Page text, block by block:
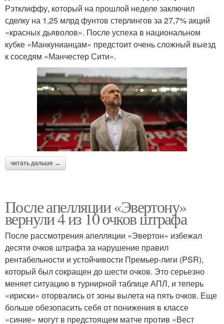
Рэтклиффу, который на прошлой неделе заключил
сделку на 1,25 млрд фунтов стерлингов за 27,7% акций
«красных дьяволов». После успеха в национальном
кубке «Манкунианцам» предстоит очень сложный выезд
к соседям «Манчестер Сити».
читать дальше →
После апелляции «Эвертону»
вернули 4 из 10 очков штрафа
После рассмотрения апелляции «Эвертон» избежал
десяти очков штрафа за нарушение правил
рентабельности и устойчивости Премьер-лиги (PSR),
который был сокращен до шести очков. Это серьезно
меняет ситуацию в турнирной таблице АПЛ, и теперь
«ириски» оторвались от зоны вылета на пять очков. Еще
больше обезопасить себя от понижения в классе
«синие» могут в предстоящем матче против «Вест